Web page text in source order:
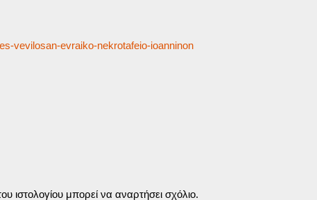
vevilosan-evraiko-nekrotafeio-ioanninon
ιστολογίου μπορεί να αναρτήσει σχόλιο.